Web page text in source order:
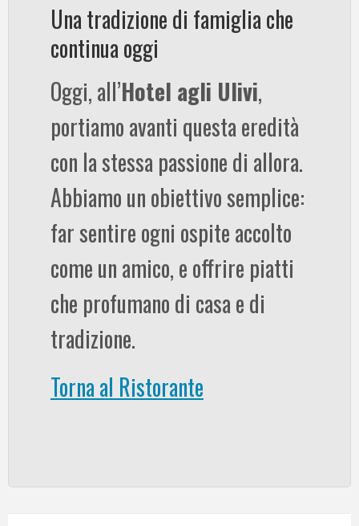
Una tradizione di famiglia che
continua oggi
Oggi, all’Hotel agli Ulivi,
portiamo avanti questa eredità
con la stessa passione di allora.
Abbiamo un obiettivo semplice:
far sentire ogni ospite accolto
come un amico, e offrire piatti
che profumano di casa e di
tradizione.
Torna al Ristorante